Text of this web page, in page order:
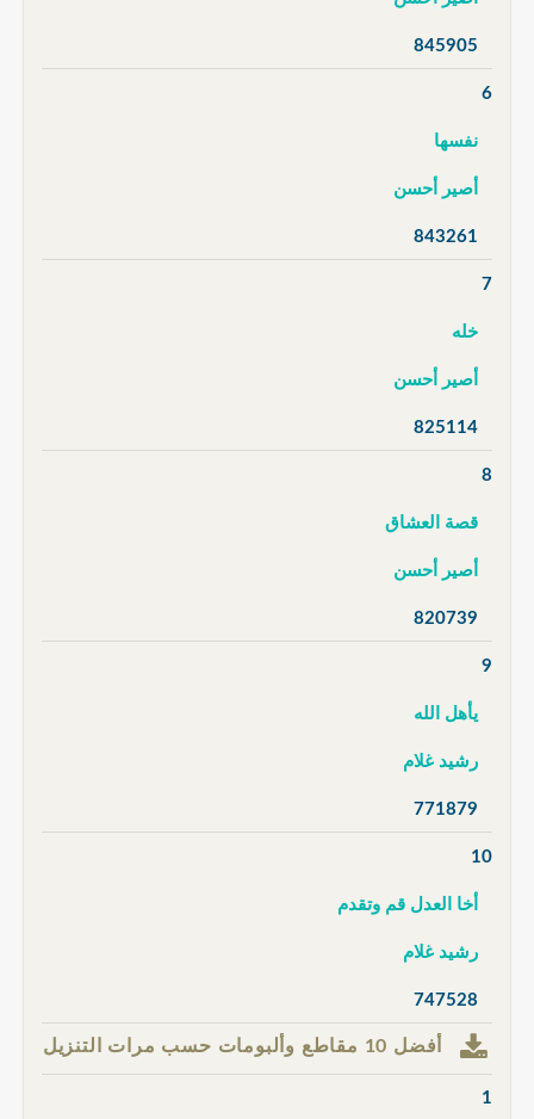
845905
6
نفسها
أصير أحسن
843261
7
خله
أصير أحسن
825114
8
قصة العشاق
أصير أحسن
820739
9
يأهل الله
رشيد غلام
771879
10
أخا العدل قم وتقدم
رشيد غلام
747528
أفضل 10 مقاطع وألبومات حسب مرات التنزيل
1